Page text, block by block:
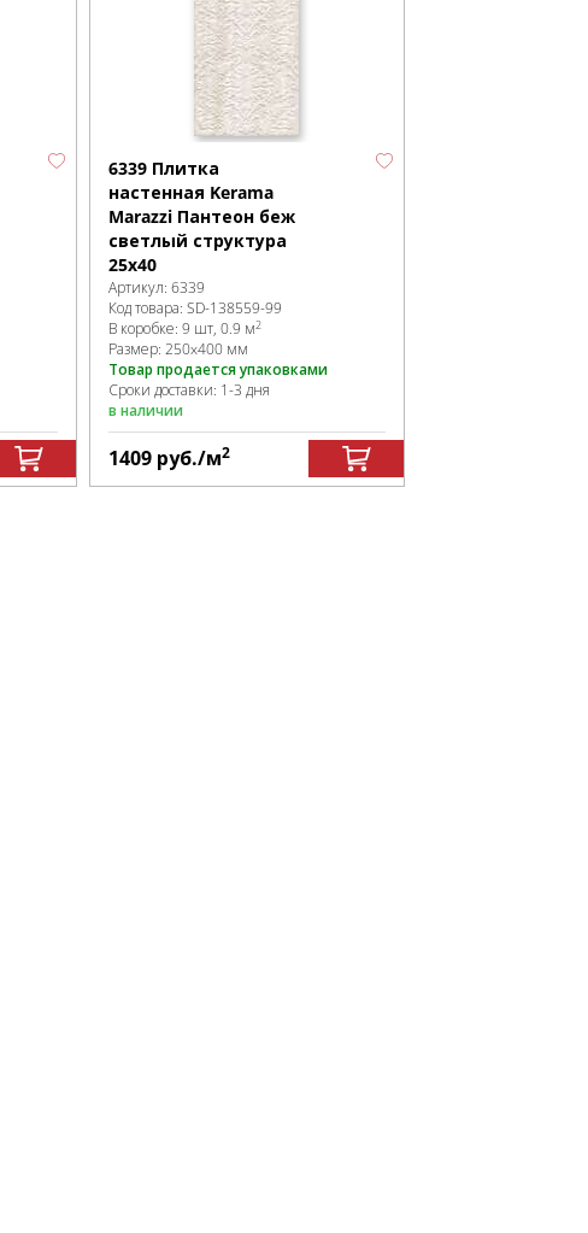
6339 Плитка
настенная Kerama
Marazzi Пантеон беж
светлый структура
25х40
Артикул: 6339
Код товара: SD-138559-99
В коробке: 9 шт, 0.9 м2
Размер: 250x400 мм
Товар продается упаковками
Сроки доставки: 1-3 дня
в наличии
1409 руб./м2